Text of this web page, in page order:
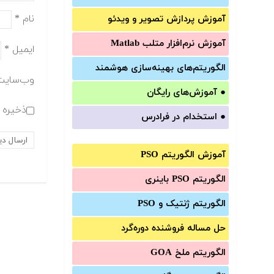
آموزش‌ پردازش تصویر و ویدئو
آموزش‌ نرم‌افزار متلب Matlab
الگوریتم‌های بهینه‌سازی هوشمند
● آموزش‌های رایگان
● استخدام در فرادرس
آموزش الگوریتم PSO
الگوریتم PSO باینری
الگوریتم ژنتیک و PSO
حل مساله فروشنده دوره‌گرد
الگوریتم ملخ GOA
نام *
ایمیل *